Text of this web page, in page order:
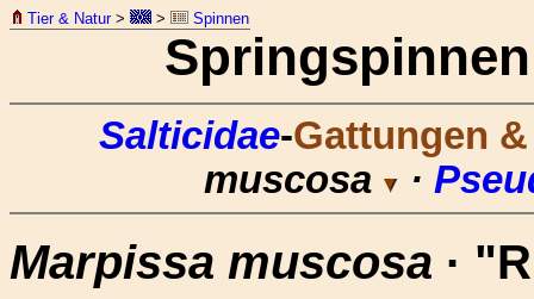
Tier & Natur> > Spinnen
Salticidae-Gattungen
muscosa
·
Marpissa muscosa ·